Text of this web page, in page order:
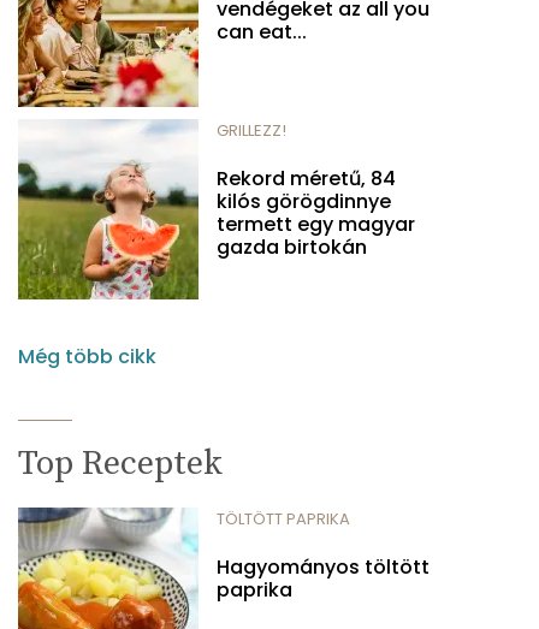
vendégeket az all you
can eat...
GRILLEZZ!
Rekord méretű, 84
kilós görögdinnye
termett egy magyar
gazda birtokán
Még több cikk
Top Receptek
TÖLTÖTT PAPRIKA
Hagyományos töltött
paprika